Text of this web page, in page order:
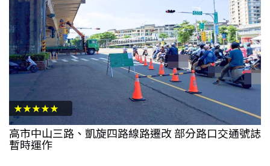
★★★★★
高市中山三路、凱旋四路線路遷改 部分路口交通號誌
暫時運作